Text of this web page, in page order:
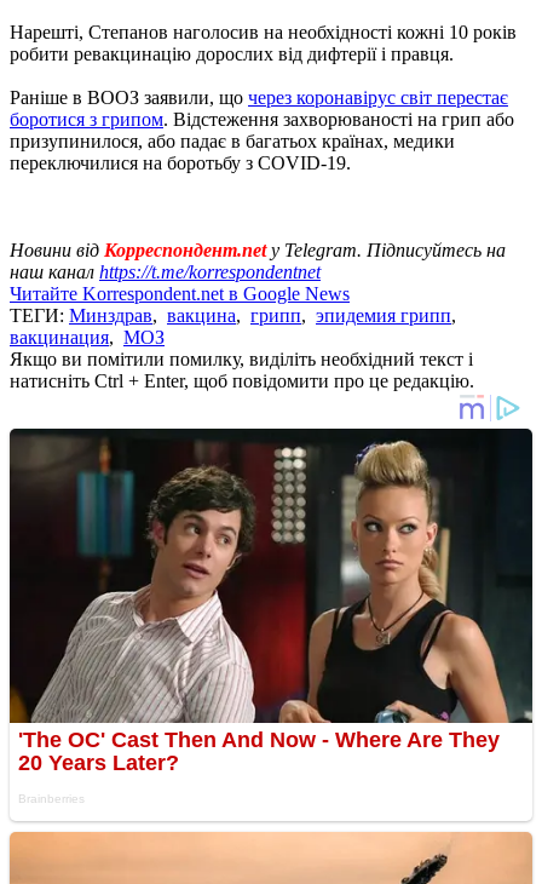
Нарешті, Степанов наголосив на необхідності кожні 10 років
робити ревакцинацію дорослих від дифтерії і правця.
Раніше в ВООЗ заявили, що через коронавірус світ перестає
боротися з грипом. Відстеження захворюваності на грип або
призупинилося, або падає в багатьох країнах, медики
переключилися на боротьбу з COVID-19.
Новини від Корреспондент.netу Telegram. Підписуйтесь на
наш канал https://t.me/korrespondentnet
Читайте Korrespondent.net в Google News
ТЕГИ: Минздрав, вакцина, грипп, эпидемия грипп,
вакцинация, МОЗ
Якщо ви помітили помилку, виділіть необхідний текст і
натисніть Ctrl + Enter, щоб повідомити про це редакцію.